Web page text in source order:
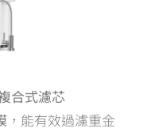
合式濾芯
，能有效過濾重金